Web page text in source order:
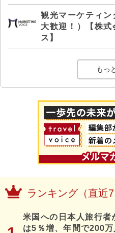
観光マーケティン
大歓迎！）【株
ス】
もっ
ランキング（直近7
米国への日本人旅行者
は5％増、年間で200